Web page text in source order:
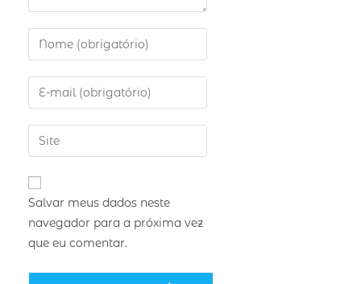
Salvar meus dados neste
navegador para a próxima vez
que eu comentar.